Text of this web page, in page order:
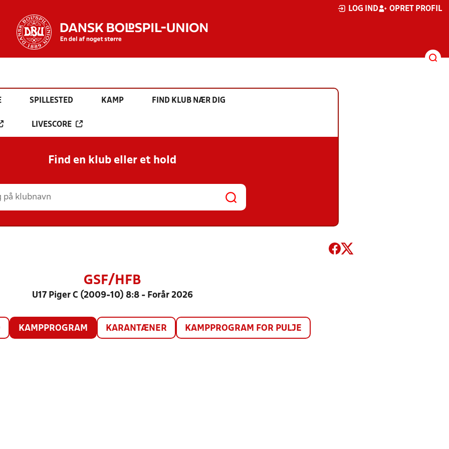
LOG IND OPRET PROFIL
SPILLESTED KAMP FIND KLUB NÆR DIG
LIVESCORE
Find en klub eller et hold
GSF/HFB
U17 Piger C (2009-10) 8:8 - Forår 2026
KAMPPROGRAM KARANTÆNER KAMPPROGRAM FOR PULJE